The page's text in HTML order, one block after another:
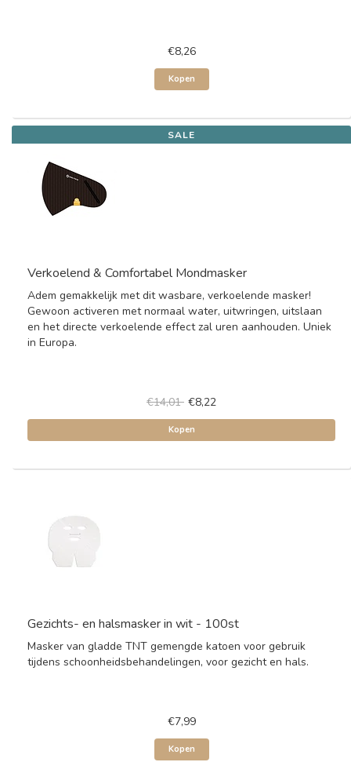
€8,26
Kopen
SALE
Verkoelend & Comfortabel Mondmasker
Adem gemakkelijk met dit wasbare, verkoelende masker!
Gewoon activeren met normaal water, uitwringen, uitslaan
en het directe verkoelende effect zal uren aanhouden. Uniek
in Europa.
€14,01 €8,22
Kopen
Gezichts- en halsmasker in wit - 100st
Masker van gladde TNT gemengde katoen voor gebruik
tijdens schoonheidsbehandelingen, voor gezicht en hals.
€7,99
Kopen